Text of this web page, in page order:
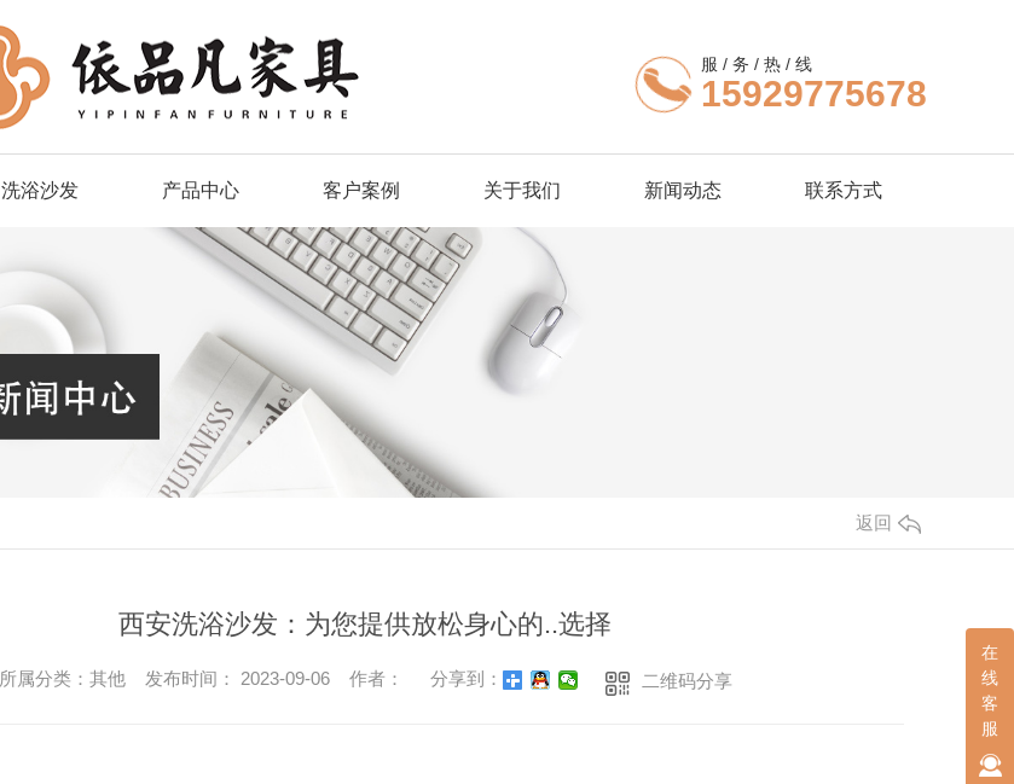
服 / 务 / 热 / 线
15929775678
洗浴沙发 产品中心 客户案例 关于我们 新闻动态 联系方式
返回
西安洗浴沙发：为您提供放松身心的..选择
所属分类：其他 发布时间： 2023-09-06 作者： 分享到： 二维码分享
在
线
客
服